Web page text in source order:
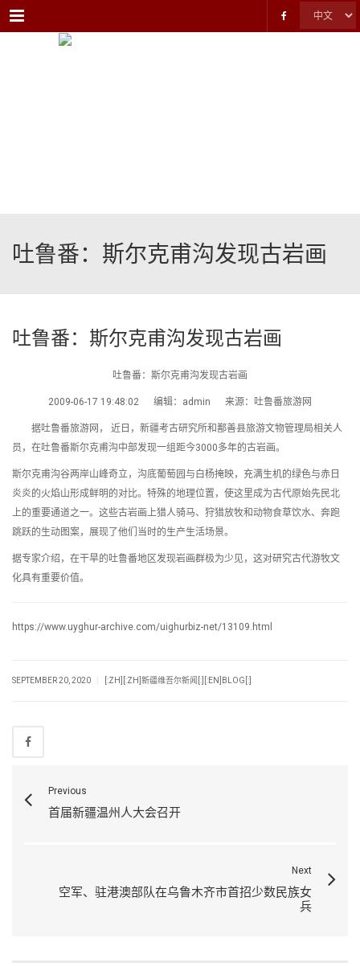
Menu
吐鲁番：斯尔克甫沟发现古岩画
吐鲁番：斯尔克甫沟发现古岩画
吐鲁番：斯尔克甫沟发现古岩画
2009-06-17 19:48:02 编辑：admin 来源：吐鲁番旅游网
据吐鲁番旅游网， 近日，新疆考古研究所和鄯善县旅游文物管理局相关人
员，在吐鲁番斯尔克甫沟中部发现一组距今3000多年的古岩画。
斯尔克甫沟谷两岸山峰奇立，沟底葡萄园与白杨掩映，充满生机的绿色与赤日
炎炎的火焰山形成鲜明的对比。特殊的地理位置，使这里成为古代原始先民北
上的重要通道之一。这些古岩画上猎人骑马、狩猎放牧和动物食草饮水、奔跑
跳跃的生动图案，展现了他们当时的生产生活场景。
据专家介绍，在干旱的吐鲁番地区发现岩画群极为少见，这对研究古代游牧文
化具有重要价值。
https://www.uyghur-archive.com/uighurbiz-net/13109.html
SEPTEMBER 20, 2020 [:ZH][:ZH]新疆维吾尔新闻[:][:EN]BLOG[:]
Previous
首届新疆温州人大会召开
Next
空军、驻港澳部队在乌鲁木齐市首招少数民族女
兵